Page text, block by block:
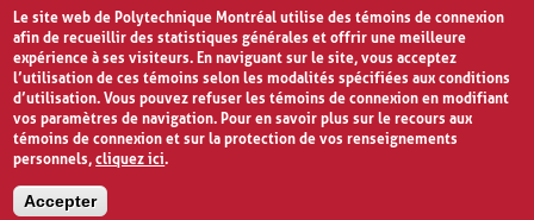
Le site web de Polytechnique Montréal utilise des témoins de connexion
afin de recueillir des statistiques générales et offrir une meilleure
expérience à ses visiteurs. En naviguant sur le site, vous acceptez
l’utilisation de ces témoins selon les modalités spécifiées aux conditions
d’utilisation. Vous pouvez refuser les témoins de connexion en modifiant
vos paramètres de navigation. Pour en savoir plus sur le recours aux
témoins de connexion et sur la protection de vos renseignements
personnels,cliquez ici.
Accepter